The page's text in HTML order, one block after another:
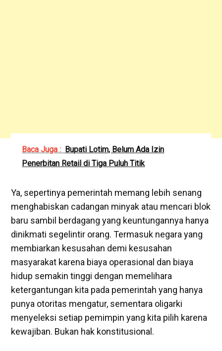
Baca Juga : Bupati Lotim, Belum Ada Izin
Penerbitan Retail di Tiga Puluh Titik
Ya, sepertinya pemerintah memang lebih senang
menghabiskan cadangan minyak atau mencari blok
baru sambil berdagang yang keuntungannya hanya
dinikmati segelintir orang. Termasuk negara yang
membiarkan kesusahan demi kesusahan
masyarakat karena biaya operasional dan biaya
hidup semakin tinggi dengan memelihara
ketergantungan kita pada pemerintah yang hanya
punya otoritas mengatur, sementara oligarki
menyeleksi setiap pemimpin yang kita pilih karena
kewajiban. Bukan hak konstitusional.